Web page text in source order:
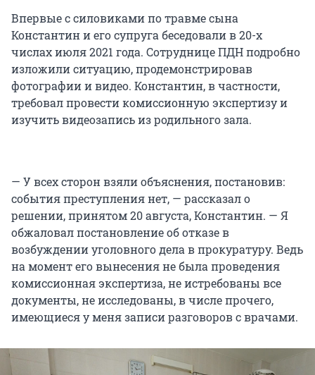
Впервые с силовиками по травме сына
Константин и его супруга беседовали в 20-х
числах июля 2021 года. Сотруднице ПДН подробно
изложили ситуацию, продемонстрировав
фотографии и видео. Константин, в частности,
требовал провести комиссионную экспертизу и
изучить видеозапись из родильного зала.
— У всех сторон взяли объяснения, постановив:
события преступления нет, — рассказал о
решении, принятом 20 августа, Константин. — Я
обжаловал постановление об отказе в
возбуждении уголовного дела в прокуратуру. Ведь
на момент его вынесения не была проведения
комиссионная экспертиза, не истребованы все
документы, не исследованы, в числе прочего,
имеющиеся у меня записи разговоров с врачами.